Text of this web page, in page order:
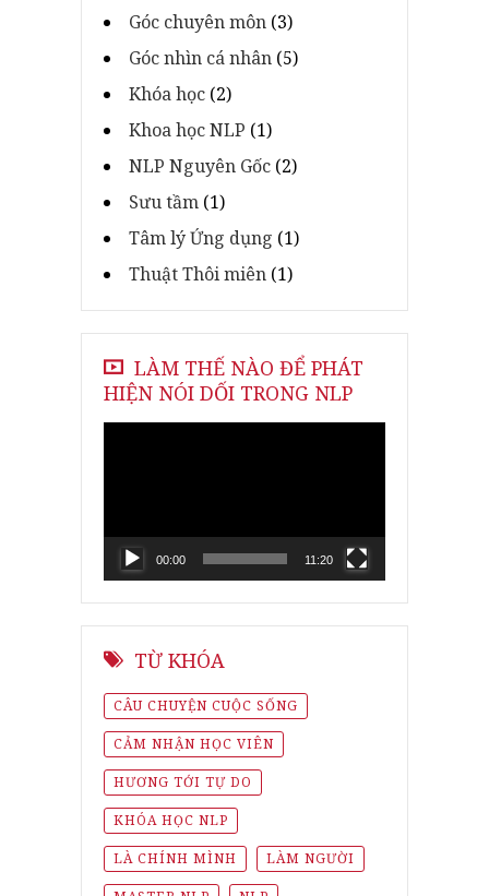
Góc chuyên môn (3)
Góc nhìn cá nhân (5)
Khóa học (2)
Khoa học NLP (1)
NLP Nguyên Gốc (2)
Sưu tầm (1)
Tâm lý Ứng dụng (1)
Thuật Thôi miên (1)
LÀM THẾ NÀO ĐỂ PHÁT
HIỆN NÓI DỐI TRONG NLP
00:00 11:20
TỪ KHÓA
CÂU CHUYỆN CUỘC SỐNG
CẢM NHẬN HỌC VIÊN
HƯƠNG TỚI TỰ DO
KHÓA HỌC NLP
LÀ CHÍNH MÌNH LÀM NGƯỜI